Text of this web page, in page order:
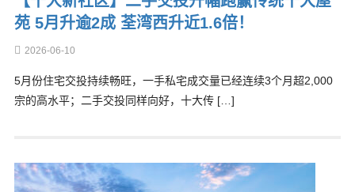
苑 5月升逾2成 荃湾西升近1.6倍！
2026-06-10
5月份住宅交投持续畅旺，一手私宅成交量已经连续3个月超2,000
宗的高水平；二手交投同样向好，十大传 […]